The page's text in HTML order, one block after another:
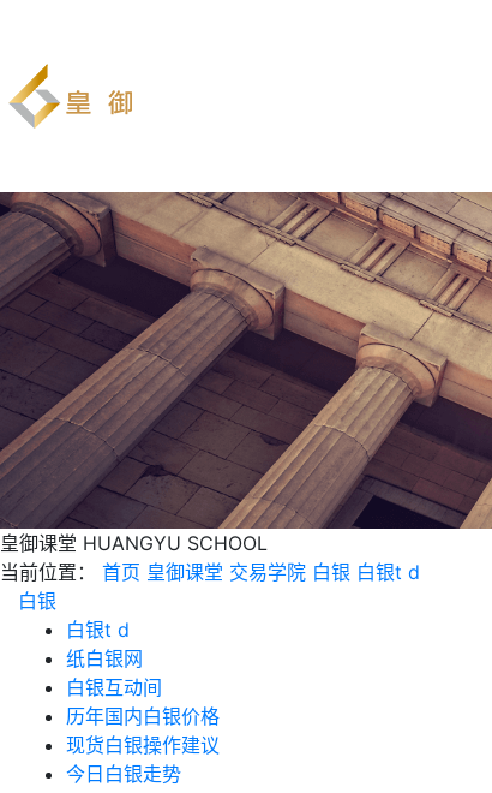
皇御课堂 HUANGYU SCHOOL
当前位置：
首页 皇御课堂 交易学院 白银 白银t d
白银
白银t d
纸白银网
白银互动间
历年国内白银价格
现货白银操作建议
今日白银走势